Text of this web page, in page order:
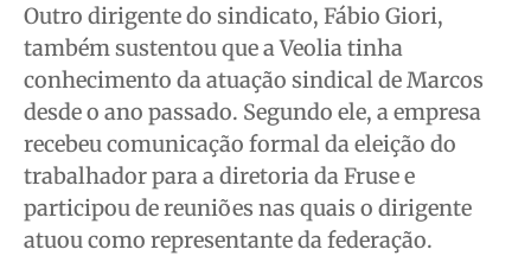
Outro dirigente do sindicato, Fábio Giori,
também sustentou que a Veolia tinha
conhecimento da atuação sindical de Marcos
desde o ano passado. Segundo ele, a empresa
recebeu comunicação formal da eleição do
trabalhador para a diretoria da Fruse e
participou de reuniões nas quais o dirigente
atuou como representante da federação.